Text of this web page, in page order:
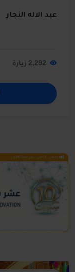
عبد الاله النجار
إعلان خاص بمرحباناظور